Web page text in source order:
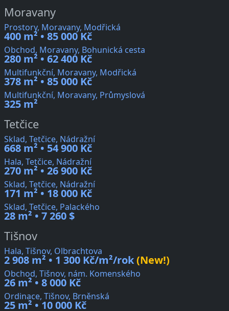
Moravany
Prostory, Moravany, Modřická
400 m² • 85 000 Kč
Obchod, Moravany, Bohunická cesta
280 m² • 62 400 Kč
Multifunkční, Moravany, Modřická
378 m² • 85 000 Kč
Multifunkční, Moravany, Průmyslová
325 m²
Tetčice
Sklad, Tetčice, Nádražní
668 m² • 54 900 Kč
Hala, Tetčice, Nádražní
270 m² • 26 900 Kč
Sklad, Tetčice, Nádražní
171 m² • 18 000 Kč
Sklad, Tetčice, Palackého
28 m² • 7 260 $
Tišnov
Hala, Tišnov, Olbrachtova
2 908 m² • 1 300 Kč/m²/rok(New!)
Obchod, Tišnov, nám. Komenského
26 m² • 8 000 Kč
Ordinace, Tišnov, Brněnská
25 m² • 10 000 Kč